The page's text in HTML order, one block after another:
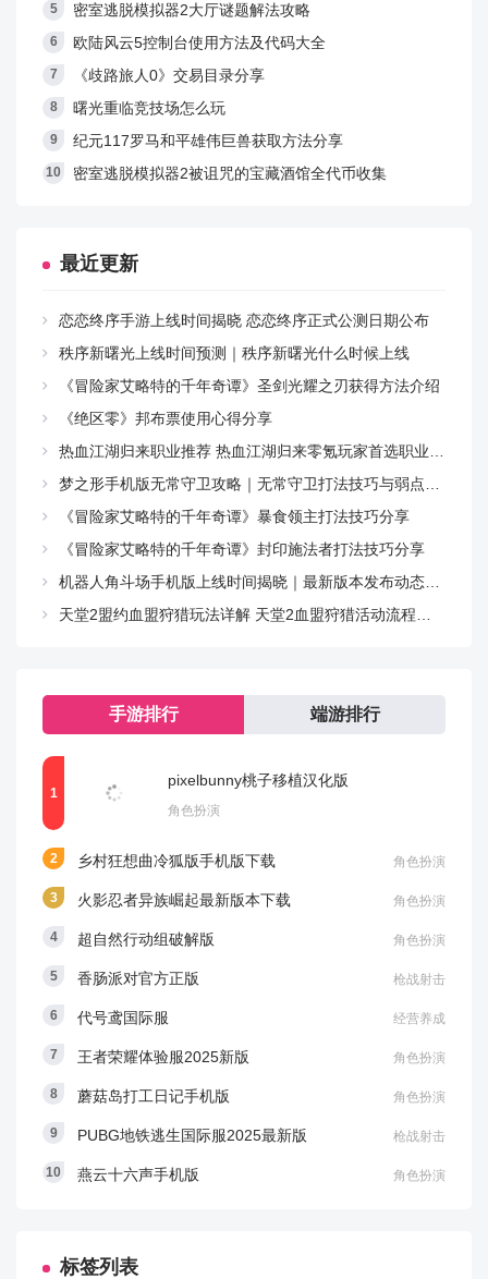
2、在游戏里面开启全新的冒险战斗游戏，和众多的玩家
3、能够和不同的敌人展开竞技和作战，游戏的画面内容
的游戏对战玩法。
更新日志
v1.2.12版本
小错误修复和改进。安装或更新到最新版本来查看！
代号鸢国际服 v1.2.12 下载
百度网盘下载 下载
电脑版下载 下载
安卓版下载
密室逃脱模拟器2大厅谜题解法攻略
欧陆风云5控制台使用方法及代码大全
《歧路旅人0》交易目录分享
曙光重临竞技场怎么玩
纪元117罗马和平雄伟巨兽获取方法分享
密室逃脱模拟器2被诅咒的宝藏酒馆全代币收集
最近更新
恋恋终序手游上线时间揭晓 恋恋终序正式公测日期公布
秩序新曙光上线时间预测｜秩序新曙光什么时候上线
《冒险家艾略特的千年奇谭》圣剑光耀之刃获得方法介绍
《绝区零》邦布票使用心得分享
热血江湖归来职业推荐 热血江湖归来零氪玩家首选职业指南
梦之形手机版无常守卫攻略｜无常守卫打法技巧与弱点解析
《冒险家艾略特的千年奇谭》暴食领主打法技巧分享
《冒险家艾略特的千年奇谭》封印施法者打法技巧分享
机器人角斗场手机版上线时间揭晓｜最新版本发布动态与预约入口
天堂2盟约血盟狩猎玩法详解 天堂2血盟狩猎活动流程与技巧指南
手游排行 端游排行
pixelbunny桃子移植汉化版
角色扮演
乡村狂想曲冷狐版手机版下载 角色扮演
火影忍者异族崛起最新版本下载 角色扮演
超自然行动组破解版 角色扮演
香肠派对官方正版 枪战射击
代号鸢国际服 经营养成
王者荣耀体验服2025新版 角色扮演
蘑菇岛打工日记手机版 角色扮演
PUBG地铁逃生国际服2025最新版 枪战射击
燕云十六声手机版 角色扮演
标签列表